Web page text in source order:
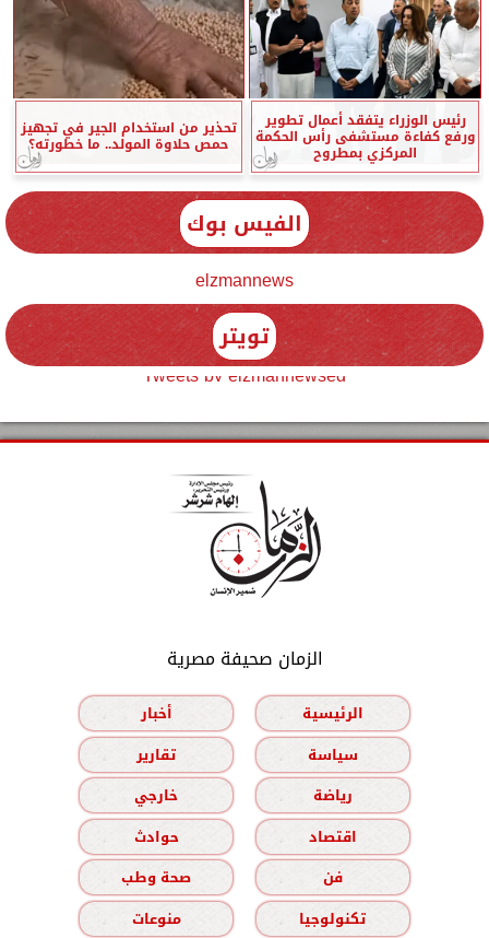
رئيس الوزراء يتفقد أعمال تطوير
ورفع كفاءة مستشفى رأس الحكمة
المركزي بمطروح
تحذير من استخدام الجير في تجهيز
حمص حلاوة المولد.. ما خطورته؟
الفيس بوك
elzmannews
تويتر
Tweets by elzmannewseg
الزمان صحيفة مصرية
الرئيسية
أخبار
سياسة
تقارير
رياضة
خارجي
اقتصاد
حوادث
فن
صحة وطب
تكنولوجيا
منوعات